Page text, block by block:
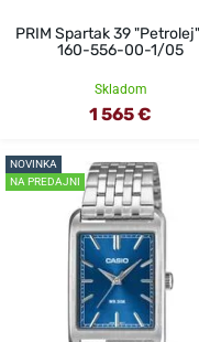
PRIM Spartak 39
160-556-00-1/05
Skladom
1 565 €
NOVINKA
NA PREDAJNI